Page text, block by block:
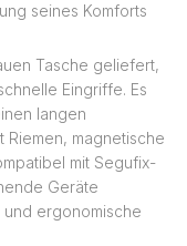
seines Komforts
Tasche geliefert,
Eingriffe. Es
langen
magnetische
mit Segufix-
Geräte
ergonomische